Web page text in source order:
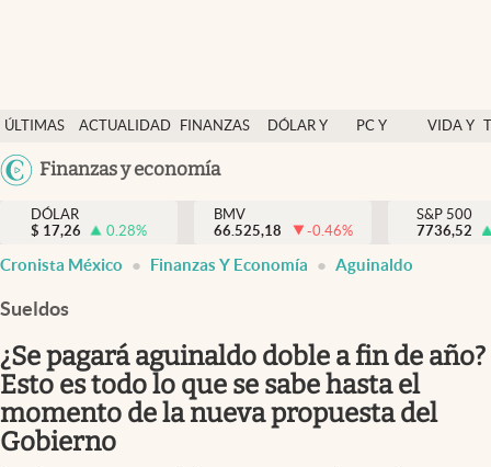
ÚLTIMAS
NOTICIAS
ACTUALIDAD
FINANZAS
DÓLAR Y
PC Y
VIDA Y
México
Finanzas y economía
Actualidad
Finanzas y economía
Dólar y mercados
Pc y celular
Vida y estilo
DÓLAR
$ 17,26 0.28%
BMV
66.525,18
-0.46%
S&P 500
7736,52
Cronista México Finanzas Y Economía Aguinaldo
Sueldos
¿Se pagará aguinaldo doble a fin de año?
Esto es todo lo que se sabe hasta el
momento de la nueva propuesta del
Gobierno